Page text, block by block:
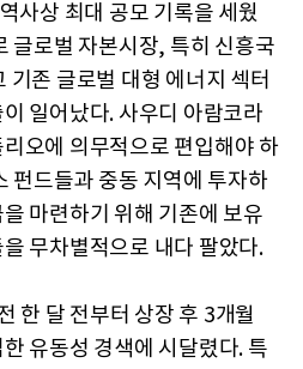
사상 최대 공모 기록을 세웠
글로벌 자본시장, 특히 신흥국
존 글로벌 대형 에너지 섹터
일어났다. 사우디 아람코라
오에 의무적으로 편입해야 하
펀드들과 중동 지역에 투자하
마련하기 위해 기존에 보유
무차별적으로 내다 팔았다.
한 달 전부터 상장 후 3개월
유동성 경색에 시달렸다. 특